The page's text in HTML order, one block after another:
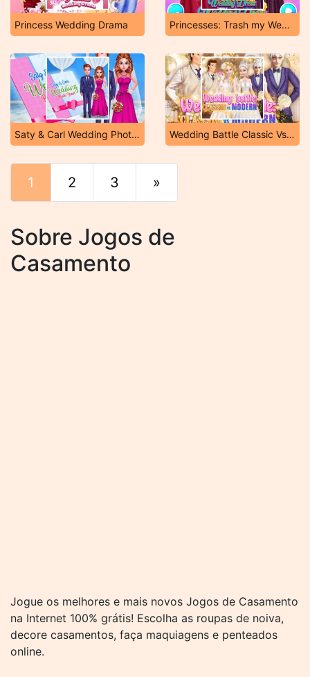
Princess Wedding Drama Princesses: Trash my Wedding Dress
Saty & Carl Wedding Photo Shoot Wedding Battle Classic Vs Modern
1 2 3 »
Sobre Jogos de
Casamento
Jogue os melhores e mais novos Jogos de Casamento
na Internet 100% grátis! Escolha as roupas de noiva,
decore casamentos, faça maquiagens e penteados
online.